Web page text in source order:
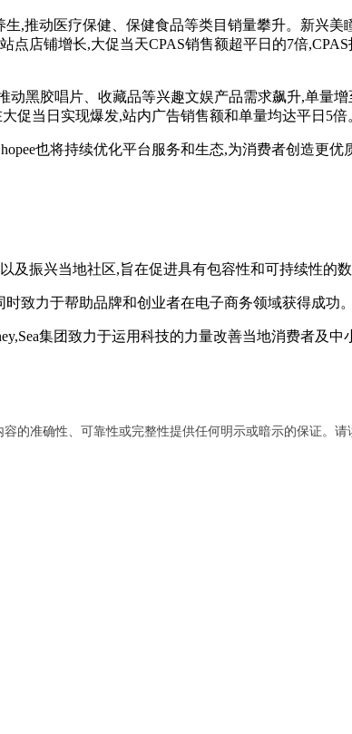
,推动医疗保健、保健食品等类目销量攀升。新兴美
点店铺增长,大促当天CPAS销售额超平日的7倍
黑胶唱片、收藏品等兴趣文娱产品需求飙升,单量
促当日实现爆发,站内广告销售额和单量均达平日5倍
也将持续优化平台服务和生态,为消费者创造更优
振兴当地社区,旨在促进具有包容性和可持续性的数
致力于帮助品牌和创业者在电子商务领域获得成功。
集团致力于运用科技的力量改善当地消费者及中
的准确性、可靠性或完整性提供任何明示或暗示的保证。